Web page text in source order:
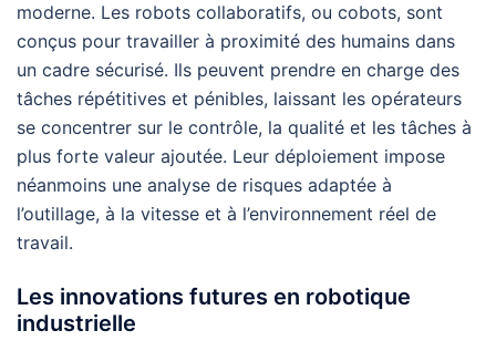
moderne. Les robots collaboratifs, ou cobots, sont
conçus pour travailler à proximité des humains dans
un cadre sécurisé. Ils peuvent prendre en charge des
tâches répétitives et pénibles, laissant les opérateurs
se concentrer sur le contrôle, la qualité et les tâches à
plus forte valeur ajoutée. Leur déploiement impose
néanmoins une analyse de risques adaptée à
l’outillage, à la vitesse et à l’environnement réel de
travail.
Les innovations futures en robotique
industrielle